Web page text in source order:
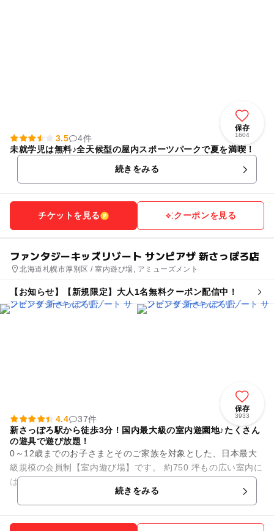
保存
1604
3.5
4件
未就学児は無料♪全天候型の屋内スポーツパークで夏を満喫！
続きをみる
チケットを見る クーポンを見る
ファンタジーキッズリゾート サンピアザ 新さっぽろ店
北海道札幌市厚別区 / 室内遊び場, アミューズメント
【お知らせ】【新規限定】大人1名無料クーポン配信中！
保存
3933
4.4
37件
新さっぽろ駅から徒歩3分！国内最大級の室内遊園地♪たくさん
の遊具で遊び放題！
0～12歳までのお子さまとそのご家族を対象とした、日本最大
級規模の会員制【室内遊び場】です。 約750 坪もの広い室内に
は、大人も一緒に遊べる滑り台などのふわふわ遊具や、さまざ
続きをみる